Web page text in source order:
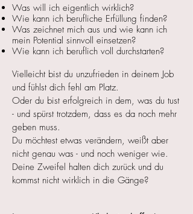
Was will ich eigentlich wirklich?
Wie kann ich berufliche Erfüllung finden?
Was zeichnet mich aus und wie kann ich
mein Potential sinnvoll einsetzen?
​Wie kann ich beruflich voll durchstarten?
Vielleicht bist du unzufrieden in deinem Job
und fühlst dich fehl am Platz.
Oder du bist erfolgreich in dem, was du tust
- und spürst trotzdem, dass es da noch mehr
geben muss.
Du möchtest etwas verändern, weißt aber
nicht genau was - und noch weniger wie.
Deine Zweifel halten dich zurück und du
kommst nicht wirklich in die Gänge?